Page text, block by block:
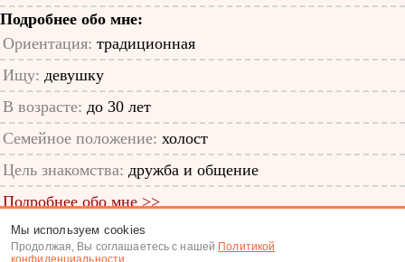
Подробнее обо мне:
Ориентация: традиционная
Ищу: девушку
В возрасте: до 30 лет
Семейное положение: холост
Цель знакомства: дружба и общение
Подробнее обо мне >>
ID анкеты: 64659865
Мы используем cookies
Продолжая, Вы соглашаетесь с нашей Политикой
конфиденциальности